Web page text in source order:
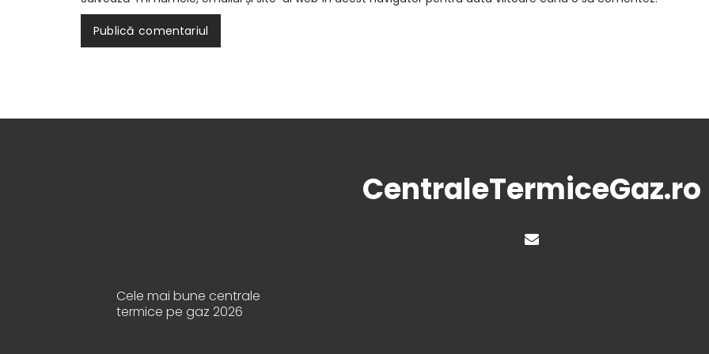
CentraleTermiceGaz.ro
Cele mai bune centrale
termice pe gaz 2026